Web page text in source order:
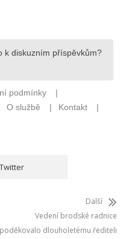
Twitter
Další
Vedení brodské radnice
poděkovalo dlouholetému řediteli